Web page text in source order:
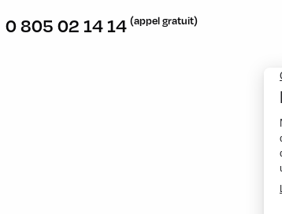
0 805 02 14 14 (appel gratuit)